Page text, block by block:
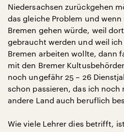
Niedersachsen zurückgehen
das gleiche Problem und
Bremen gehen würde, weil
gebraucht werden und weil
Bremen arbeiten wollte, dann
mit den Bremer
noch ungefähr 25 – 26
schon passieren, das ich noch
andere Land auch beruflich
Wie viele Lehrer dies betrifft,